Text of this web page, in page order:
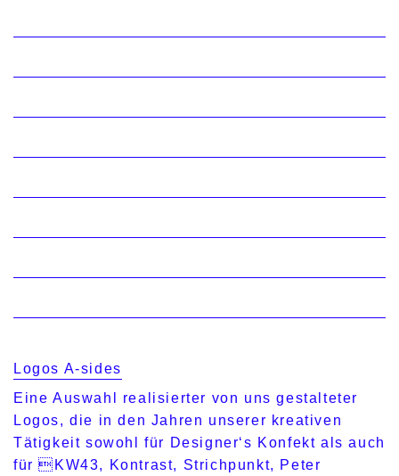
Logos A-sides
Eine Auswahl realisierter von uns gestalteter
Logos, die in den Jahren unserer kreativen
Tätigkeit sowohl für Designer‘s Konfekt als auch
für KW43, Kontrast, Strichpunkt, Peter